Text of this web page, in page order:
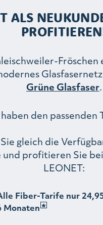
ALS
Fröschen
Grüne Glasfaser.
den passenden
gleich die
und profitieren Sie
LEONET:
Fiber-Tarife nur
Monaten